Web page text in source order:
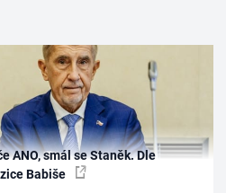
ANO, smál se Staněk. Dle
Babiše